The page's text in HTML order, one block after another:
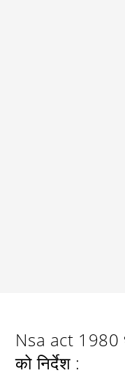
Nsa act 1980
को निर्देश :